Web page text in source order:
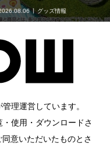
グッズ情報
理運営しています。
使用・ダウンロードさ
意いただいたものとさ